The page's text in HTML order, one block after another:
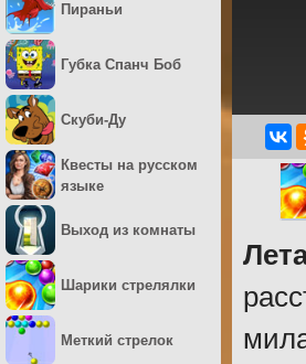
Пираньи
Губка Спанч Боб
Скуби-Ду
Квесты на русском
языке
Выход из комнаты
Шарики стрелялки
Меткий стрелок